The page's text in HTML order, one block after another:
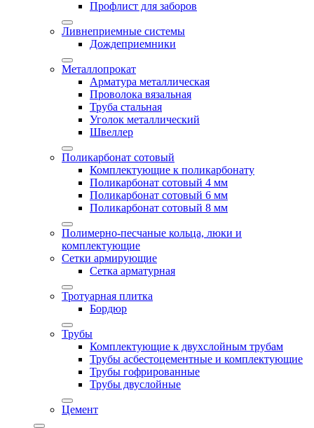
Профлист для заборов
Ливнеприемные системы
Дождеприемники
Металлопрокат
Арматура металлическая
Проволока вязальная
Труба стальная
Уголок металлический
Швеллер
Поликарбонат сотовый
Комплектующие к поликарбонату
Поликарбонат сотовый 4 мм
Поликарбонат сотовый 6 мм
Поликарбонат сотовый 8 мм
Полимерно-песчаные кольца, люки и
комплектующие
Сетки армирующие
Сетка арматурная
Тротуарная плитка
Бордюр
Трубы
Комплектующие к двухслойным трубам
Трубы асбестоцементные и комплектующие
Трубы гофрированные
Трубы двуслойные
Цемент